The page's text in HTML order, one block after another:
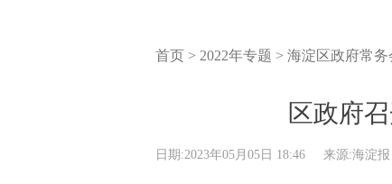
首页 > 2022年专题 > 海淀区政府常务
区政府
日期:2023年05月05日 18:46 来源:海淀报